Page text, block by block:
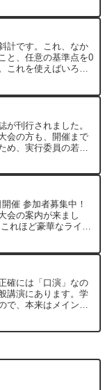
計です。これ、なか
と、任意の基準点を0
これを使えばいろん
が刊行されました。
会の方も、開催まで
め、実行委員の若林
催 参加者募集中！
会の案内が来まし
れほど豪華なライン
確には「口演」なの
講演にあります。学
で、本来はメインで